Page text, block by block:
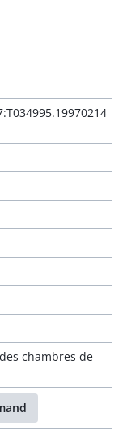
chambres de